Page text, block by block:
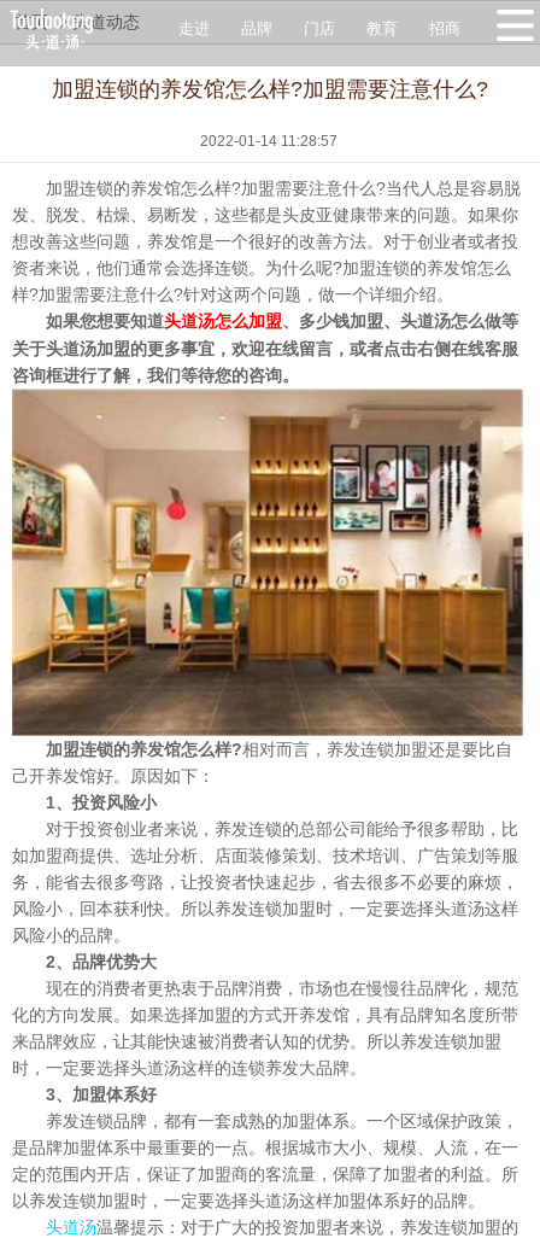
走进 品牌 门店 教育 招商
首页 头道动态
加盟连锁的养发馆怎么样?加盟需要注意什么?
2022-01-14 11:28:57
加盟连锁的养发馆怎么样?加盟需要注意什么?当代人总是容易脱
发、脱发、枯燥、易断发，这些都是头皮亚健康带来的问题。如果你
想改善这些问题，养发馆是一个很好的改善方法。对于创业者或者投
资者来说，他们通常会选择连锁。为什么呢?加盟连锁的养发馆怎么
样?加盟需要注意什么?针对这两个问题，做一个详细介绍。
如果您想要知道头道汤怎么加盟、多少钱加盟、头道汤怎么做等
关于头道汤加盟的更多事宜，欢迎在线留言，或者点击右侧在线客服
咨询框进行了解，我们等待您的咨询。
加盟连锁的养发馆怎么样?相对而言，养发连锁加盟还是要比自
己开养发馆好。原因如下：
1、投资风险小
对于投资创业者来说，养发连锁的总部公司能给予很多帮助，比
如加盟商提供、选址分析、店面装修策划、技术培训、广告策划等服
务，能省去很多弯路，让投资者快速起步，省去很多不必要的麻烦，
风险小，回本获利快。所以养发连锁加盟时，一定要选择头道汤这样
风险小的品牌。
2、品牌优势大
现在的消费者更热衷于品牌消费，市场也在慢慢往品牌化，规范
化的方向发展。如果选择加盟的方式开养发馆，具有品牌知名度所带
来品牌效应，让其能快速被消费者认知的优势。所以养发连锁加盟
时，一定要选择头道汤这样的连锁养发大品牌。
3、加盟体系好
养发连锁品牌，都有一套成熟的加盟体系。一个区域保护政策，
是品牌加盟体系中最重要的一点。根据城市大小、规模、人流，在一
定的范围内开店，保证了加盟商的客流量，保障了加盟者的利益。所
以养发连锁加盟时，一定要选择头道汤这样加盟体系好的品牌。
头道汤温馨提示：对于广大的投资加盟者来说，养发连锁加盟的